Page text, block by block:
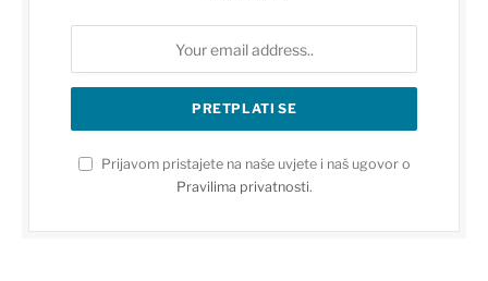
Prijavom pristajete na naše uvjete i naš ugovor o
Pravilima privatnosti.